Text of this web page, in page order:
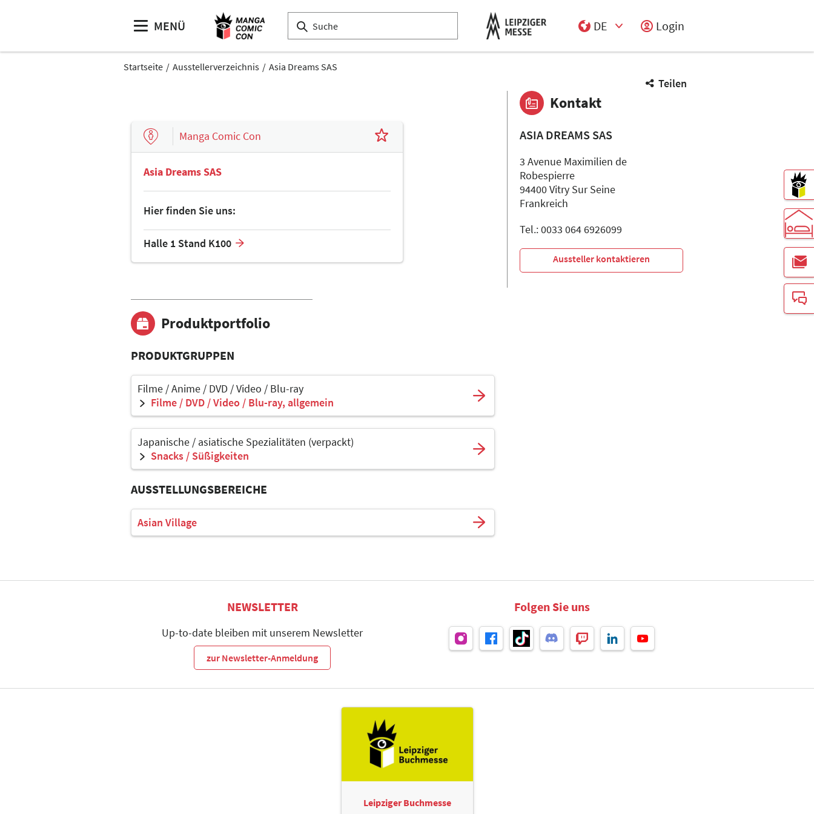
MENÜ
DE
Login
Startseite Ausstellerverzeichnis Asia Dreams SAS
Teilen
Manga Comic Con
Asia Dreams SAS
Hier finden Sie uns:
Halle 1 Stand K100
Produktportfolio
PRODUKTGRUPPEN
Filme / Anime / DVD / Video / Blu-ray
Filme / DVD / Video / Blu-ray, allgemein
Japanische / asiatische Spezialitäten (verpackt)
Snacks / Süßigkeiten
AUSSTELLUNGSBEREICHE
Asian Village
Kontakt
ASIA DREAMS SAS
3 Avenue Maximilien de
Robespierre
94400 Vitry Sur Seine
Frankreich
Tel.: 0033 064 6926099
Aussteller kontaktieren
NEWSLETTER
Up-to-date bleiben mit unserem Newsletter
zur Newsletter-Anmeldung
Folgen Sie uns
Leipziger Buchmesse